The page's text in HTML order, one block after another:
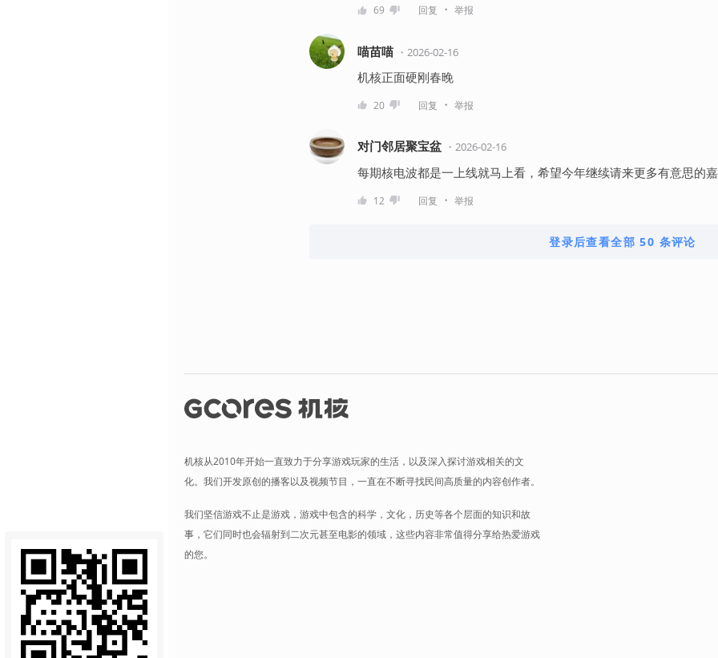
69 回复 ・ 举报
喵苗喵 ・ 2026-02-16
机核正面硬刚春晚
20 回复 ・ 举报
对门邻居聚宝盆 ・ 2026-02-16
每期核电波都是一上线就马上看，希望今年继续请来更多有意思的
12 回复 ・ 举报
登录后查看全部 50 条评论
机核从2010年开始一直致力于分享游戏玩家的生活，以及深入探讨游戏相关的文
化。我们开发原创的播客以及视频节目，一直在不断寻找民间高质量的内容创作者。
我们坚信游戏不止是游戏，游戏中包含的科学，文化，历史等各个层面的知识和故
事，它们同时也会辐射到二次元甚至电影的领域，这些内容非常值得分享给热爱游戏
的您。